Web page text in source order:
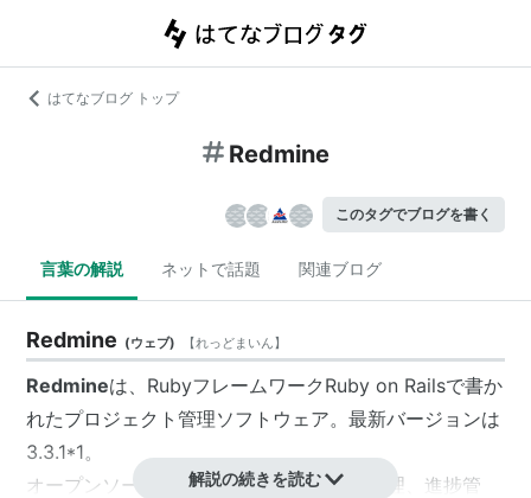
はてなブログ トップ
Redmine
このタグでブログを書く
言葉の解説 ネットで話題 関連ブログ
Redmine (ウェブ) 【れっどまいん】
Redmineは、RubyフレームワークRuby on Railsで書か
れたプロジェクト管理ソフトウェア。最新バージョンは
3.3.1*1。
オープンソースソフトウェアで、タスク管理、進捗管
解説の続きを読む